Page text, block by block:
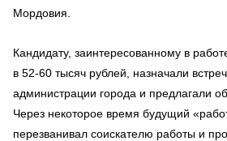
Мордовия.
Кандидату, заинтересованному в
в 52-60 тысяч рублей, назначали
администрации города и предлагали
Через некоторое время будущий
перезванивал соискателю работы и